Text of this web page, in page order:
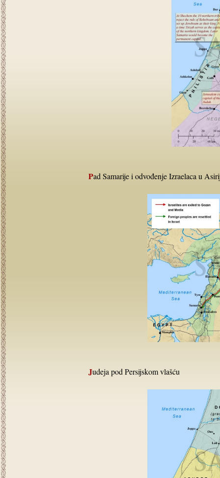
Pad Samarije i odvođenje Izraelaca u
Judeja pod Persijskom vlašću